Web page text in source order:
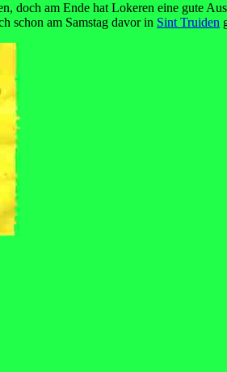
doch am Ende hat Lokeren eine gute
schon am Samstag davor in Sint Truiden